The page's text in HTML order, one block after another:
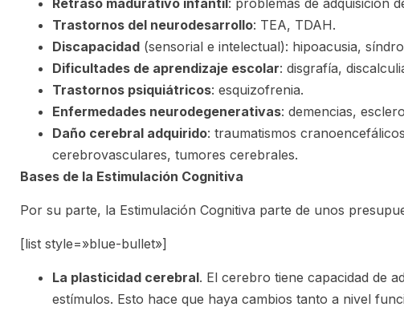
Retraso madurativo infantil: problemas de adquisición
Trastornos del neurodesarrollo: TEA, TDAH.
Discapacidad (sensorial e intelectual): hipoacusia,
Dificultades de aprendizaje escolar: disgrafía,
Trastornos psiquiátricos: esquizofrenia.
Enfermedades neurodegenerativas: demencias,
Daño cerebral adquirido: traumatismos
cerebrovasculares, tumores cerebrales.
Bases de la Estimulación Cognitiva
Por su parte, la Estimulación Cognitiva parte de unos
[list style=»blue-bullet»]
La plasticidad cerebral. El cerebro tiene capacidad de
estímulos. Esto hace que haya cambios tanto a nivel